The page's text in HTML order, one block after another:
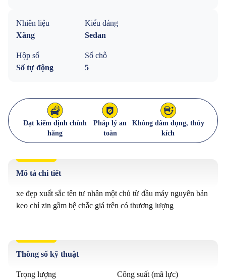
Nhiên liệu
Xăng
Kiểu dáng
Sedan
Hộp số
Số tự động
Số chỗ
5
Đạt kiểm định chính
hãng
Pháp lý an
toàn
Không đâm đụng, thủy
kích
Mô tả chi tiết
xe đẹp xuất sắc tên tư nhân một chủ từ đầu máy nguyên bản
keo chỉ zin gầm bệ chắc giá trên có thương lượng
Thông số kỹ thuật
Trọng lượng
Công suất (mã lực)